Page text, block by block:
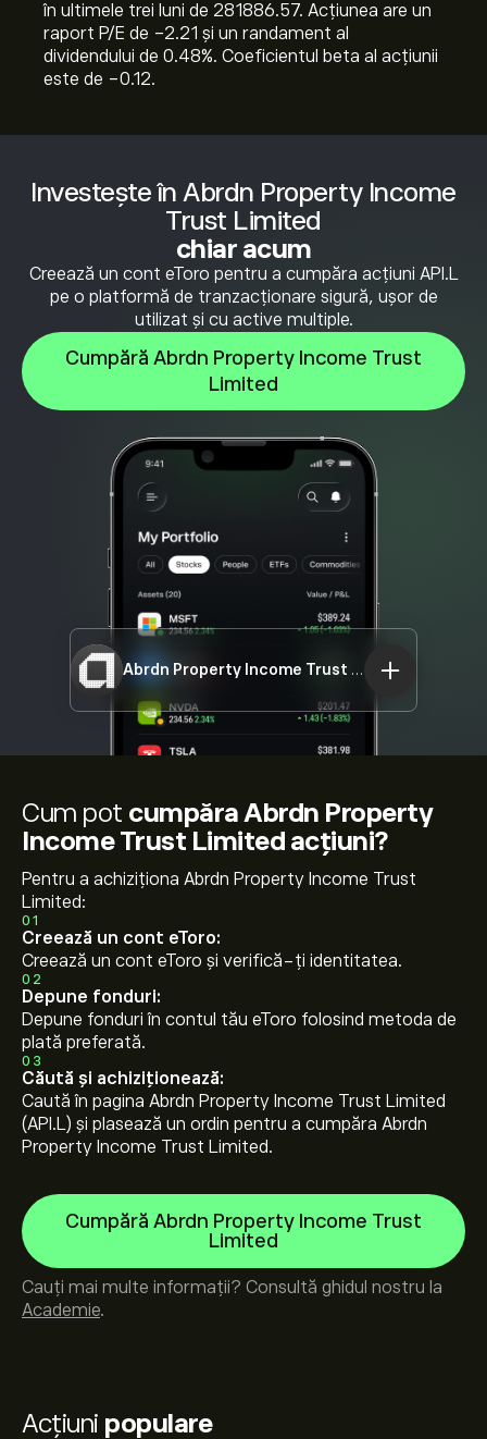
Investește în Abrdn Property Income
Trust Limited
chiar acum
Creează un cont eToro pentru a cumpăra acțiuni API.L
pe o platformă de tranzacționare sigură, ușor de
utilizat și cu active multiple.
Cumpără Abrdn Property Income Trust
Limited
Abrdn Property Income Trust Limited
Acțiuni populare
în ultimele trei luni de 281886.57. Acțiunea are un
raport P/E de -2.21 și un randament al
dividendului de 0.48%. Coeficientul beta al acțiunii
este de -0.12.
Cum pot cumpăra Abrdn Property
Income Trust Limited acțiuni?
Pentru a achiziționa Abrdn Property Income Trust
Limited:
01
Creează un cont eToro:
Creează un cont eToro și verifică-ți identitatea.
02
Depune fonduri:
Depune fonduri în contul tău eToro folosind metoda de
plată preferată.
03
Căută și achiziționează:
Caută în pagina Abrdn Property Income Trust Limited
(API.L) și plasează un ordin pentru a cumpăra Abrdn
Property Income Trust Limited.
Cumpără Abrdn Property Income Trust
Limited
Cauți mai multe informații? Consultă ghidul nostru la
Academie.